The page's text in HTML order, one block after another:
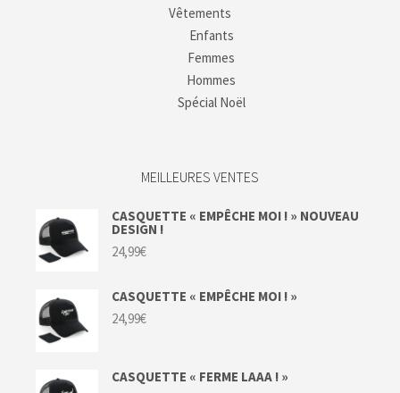
Vêtements
Enfants
Femmes
Hommes
Spécial Noël
MEILLEURES VENTES
CASQUETTE « EMPÊCHE MOI ! » NOUVEAU
DESIGN !
24,99€
CASQUETTE « EMPÊCHE MOI ! »
24,99€
CASQUETTE « FERME LAAA ! »